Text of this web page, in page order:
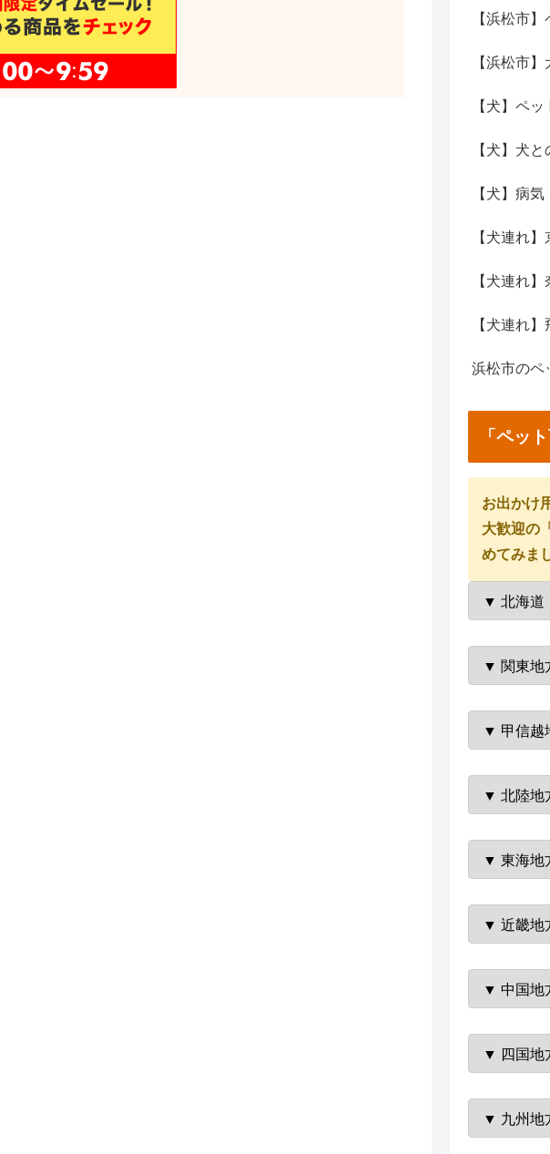
【浜松市
【浜松市
【犬】ペ
【犬】犬
【犬】病
【犬連れ
【犬連れ
【犬連れ
浜松市のペ
「ペッ
お出かけ
大歓迎の
めてみま